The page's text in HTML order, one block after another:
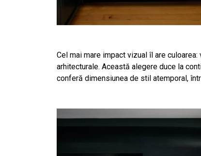
Cel mai mare impact vizual îl are
arhitecturale. Această alegere duce la
conferă dimensiunea de stil atemporal,